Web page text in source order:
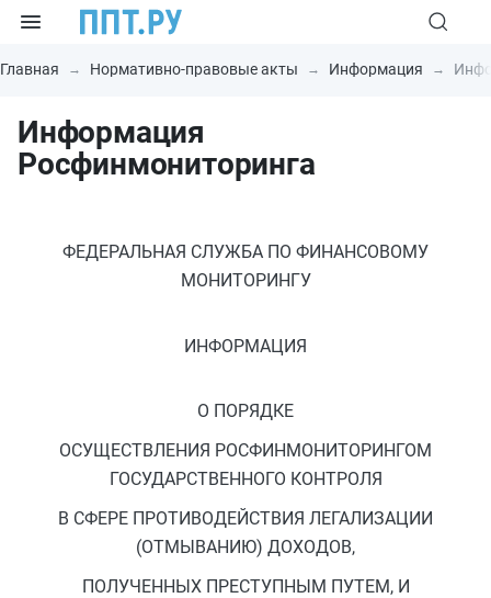
Главная Нормативно-правовые акты Информация
Информация
Росфинмониторинга
ФЕДЕРАЛЬНАЯ СЛУЖБА ПО ФИНАНСОВОМУ
МОНИТОРИНГУ
ИНФОРМАЦИЯ
О ПОРЯДКЕ
ОСУЩЕСТВЛЕНИЯ РОСФИНМОНИТОРИНГОМ
ГОСУДАРСТВЕННОГО КОНТРОЛЯ
В СФЕРЕ ПРОТИВОДЕЙСТВИЯ ЛЕГАЛИЗАЦИИ
(ОТМЫВАНИЮ) ДОХОДОВ,
ПОЛУЧЕННЫХ ПРЕСТУПНЫМ ПУТЕМ, И